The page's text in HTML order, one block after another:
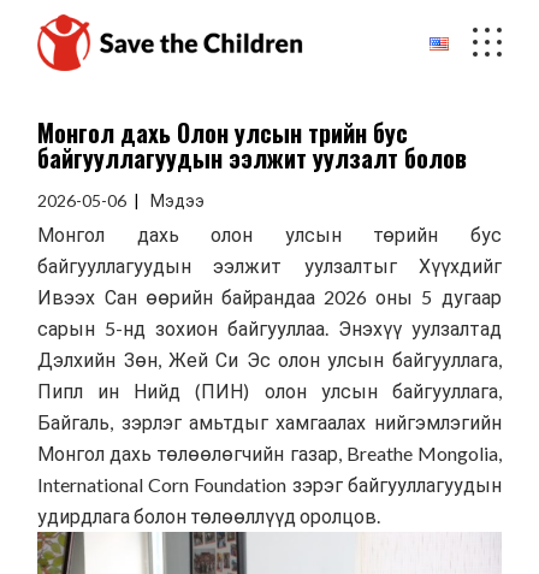
content
Mонгол дахь Олон улсын төрийн бус
байгууллагуудын ээлжит уулзалт болов
2026-05-06 Мэдээ
Монгол дахь олон улсын төрийн бус
байгууллагуудын ээлжит уулзалтыг Хүүхдийг
Ивээх Сан өөрийн байрандаа 2026 оны 5 дугаар
сарын 5-нд зохион байгууллаа. Энэхүү уулзалтад
Дэлхийн Зөн, Жей Си Эс олон улсын байгууллага,
Пипл ин Нийд (ПИН) олон улсын байгууллага,
Байгаль, зэрлэг амьтдыг хамгаалах нийгэмлэгийн
Монгол дахь төлөөлөгчийн газар, Breathe Mongolia,
International Corn Foundation зэрэг байгууллагуудын
удирдлага болон төлөөллүүд оролцов.